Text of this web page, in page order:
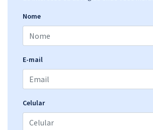
Nome
E-mail
Celular